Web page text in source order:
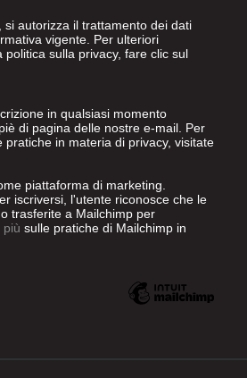
si autorizza il trattamento dei dati
vigente. Per ulteriori
politica sulla privacy, fare clic sul
in qualsiasi momento
di pagina delle nostre e-mail. Per
pratiche in materia di privacy, visitate
piattaforma di marketing.
iscriversi, l'utente riconosce che le
trasferite a Mailchimp per
più sulle pratiche di Mailchimp in